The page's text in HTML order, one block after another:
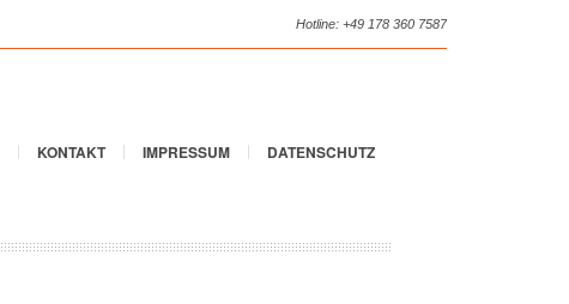
Hotline: +49 178 360 7587
KONTAKT IMPRESSUM DATENSCHUTZ